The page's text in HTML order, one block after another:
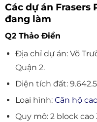
Các dự án Frasers
đang làm
Q2 Thảo Điền
Địa chỉ dự án: Võ
Quận 2.
Diện tích đất:
Loại hình: Căn hộ
Quy mô: 2 block cao